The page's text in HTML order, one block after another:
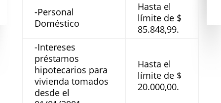
-Personal
Doméstico
Hasta el
límite de $
85.848,99.
-Intereses
préstamos
hipotecarios para
vivienda tomados
desde el
Hasta el
límite de $
20.000,00.